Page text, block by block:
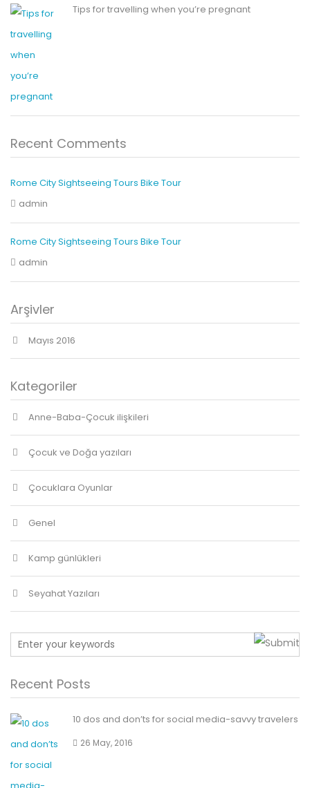
Tips for travelling when you’re pregnant
Recent Comments
Rome City Sightseeing Tours Bike Tour
admin
Rome City Sightseeing Tours Bike Tour
admin
Arşivler
Mayıs 2016
Kategoriler
Anne-Baba-Çocuk ilişkileri
Çocuk ve Doğa yazıları
Çocuklara Oyunlar
Genel
Kamp günlükleri
Seyahat Yazıları
Recent Posts
10 dos and don’ts for social media-savvy travelers
26 May, 2016